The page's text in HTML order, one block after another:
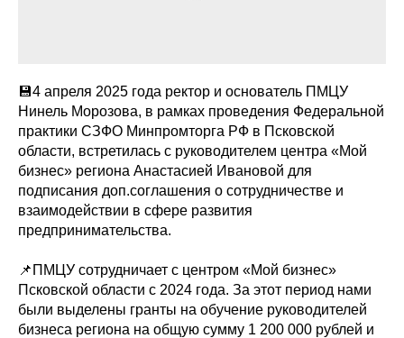
💾4 апреля 2025 года ректор и основатель ПМЦУ
Нинель Морозова, в рамках проведения Федеральной
практики СЗФО Минпромторга РФ в Псковской
области, встретилась с руководителем центра «Мой
бизнес» региона Анастасией Ивановой для
подписания доп.соглашения о сотрудничестве и
взаимодействии в сфере развития
предпринимательства.
📌ПМЦУ сотрудничает с центром «Мой бизнес»
Псковской области с 2024 года. За этот период нами
были выделены гранты на обучение руководителей
бизнеса региона на общую сумму 1 200 000 рублей и